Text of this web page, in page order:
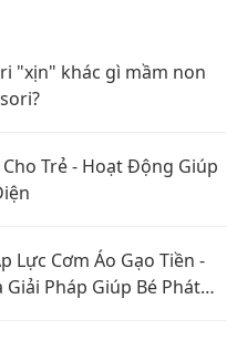
"xịn" khác gì mầm non
Trẻ - Hoạt Động Giúp
Lực Cơm Áo Gạo Tiền -
Giải Pháp Giúp Bé Phát